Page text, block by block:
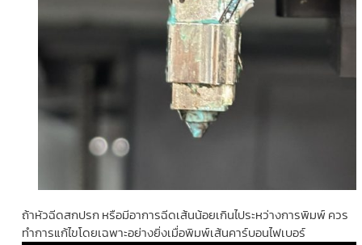
ถ้าหัวฉีดสกปรก หรือมีอาการฉีดเส้นน้อยเกินไประหว่างการพิมพ์ ควร
ทำการแก้ไขโดยเฉพาะอย่างยิ่งเมื่อพิมพ์เส้นคาร์บอนไฟเบอร์